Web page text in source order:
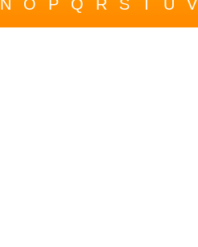
N O P Q R S T U V